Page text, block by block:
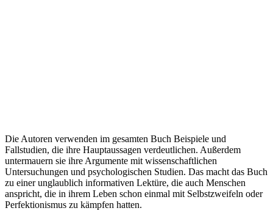
Die Autoren verwenden im gesamten Buch Beispiele und
Fallstudien, die ihre Hauptaussagen verdeutlichen. Außerdem
untermauern sie ihre Argumente mit wissenschaftlichen
Untersuchungen und psychologischen Studien. Das macht das Buch
zu einer unglaublich informativen Lektüre, die auch Menschen
anspricht, die in ihrem Leben schon einmal mit Selbstzweifeln oder
Perfektionismus zu kämpfen hatten.